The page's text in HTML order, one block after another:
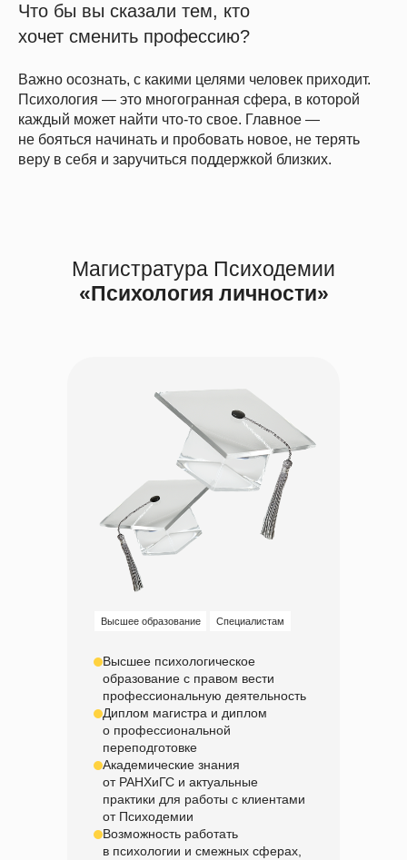
Что бы вы сказали тем, кто
хочет сменить профессию?
Важно осознать, с какими целями человек приходит.
Психология — это многогранная сфера, в которой
каждый может найти что-то свое. Главное —
не бояться начинать и пробовать новое, не терять
веру в себя и заручиться поддержкой близких.
Магистратура Психодемии
«Психология личности»
Высшее психологическое
образование с правом вести
профессиональную деятельность
Диплом магистра и диплом
о профессиональной
переподготовке
Академические знания
от РАНХиГС и актуальные
практики для работы с клиентами
от Психодемии
Возможность работать
в психологии и смежных сферах,
Высшее образование Специалистам
Скидки до конца мая
Успейте зафиксировать скидку
на обучение